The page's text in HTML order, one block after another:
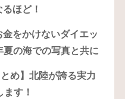
ほど！
金をかけないダイエッ
夏の海での写真と共に
め】北陸が誇る実力
す！